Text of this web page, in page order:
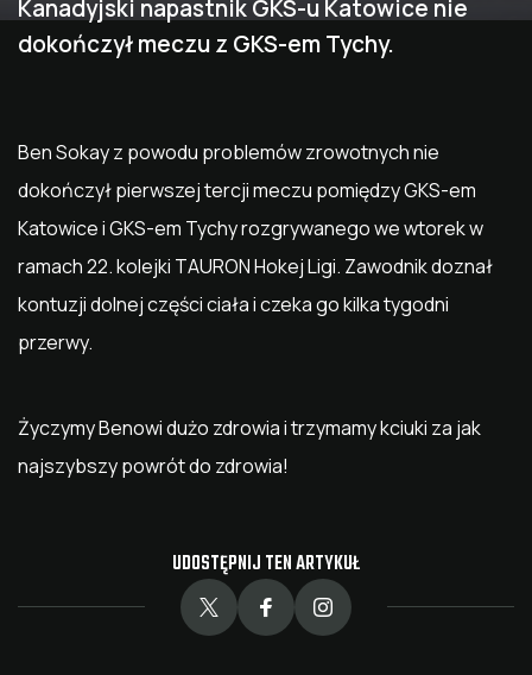
Kanadyjski napastnik GKS-u Katowice nie
dokończył meczu z GKS-em Tychy.
Ben Sokay z powodu problemów zrowotnych nie
dokończył pierwszej tercji meczu pomiędzy GKS-em
Katowice i GKS-em Tychy rozgrywanego we wtorek w
ramach 22. kolejki TAURON Hokej Ligi. Zawodnik doznał
kontuzji dolnej części ciała i czeka go kilka tygodni
przerwy.
Życzymy Benowi dużo zdrowia i trzymamy kciuki za jak
najszybszy powrót do zdrowia!
UDOSTĘPNIJ TEN ARTYKUŁ